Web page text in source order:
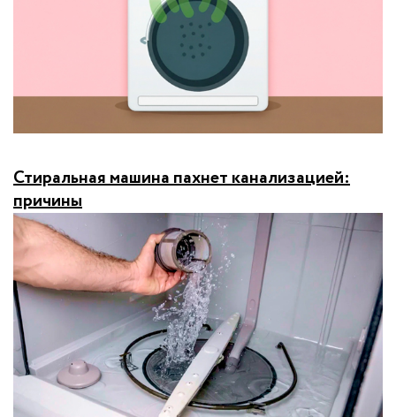
Стиральная машина пахнет канализацией:
причины